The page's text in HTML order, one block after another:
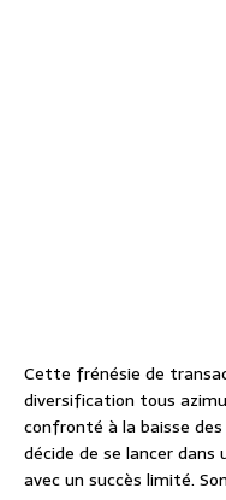
Cette frénésie de
diversification tous
confronté à la baisse
décide de se lancer
avec un succès limité.